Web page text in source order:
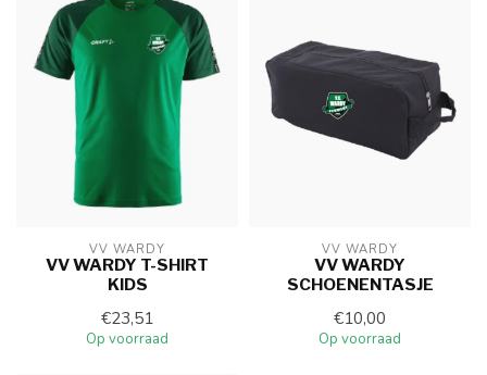
VV WARDY
VV WARDY T-SHIRT
KIDS
€23,51
Op voorraad
VV WARDY
VV WARDY
SCHOENENTASJE
€10,00
Op voorraad